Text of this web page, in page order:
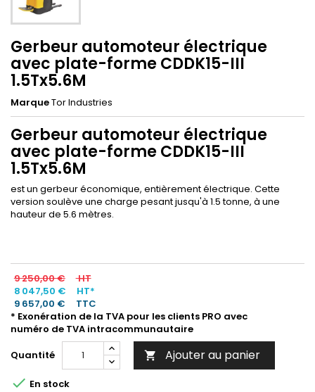
Gerbeur automoteur électrique
avec plate-forme CDDK15-III
1.5Tx5.6M
MarqueTor Industries
Gerbeur automoteur électrique
avec plate-forme CDDK15-III
1.5Tx5.6M
est un gerbeur économique, entièrement électrique. Cette
version soulève une charge pesant jusqu'à 1.5 tonne, à une
hauteur de 5.6 mètres.
9 250,00 €
HT
8 047,50 €
HT*
9 657,00 €
TTC
* Exonération de la TVA pour les clients PRO avec
numéro de TVA intracommunautaire
Quantité
 Ajouter au panier
 En stock